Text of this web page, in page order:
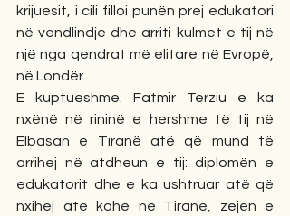
krijuesit, i cili filloi punën prej edukatori
në vendlindje dhe arriti kulmet e tij në
një nga qendrat më elitare në Evropë,
në Londër.
E kuptueshme. Fatmir Terziu e ka
nxënë në rininë e hershme të tij në
Elbasan e Tiranë atë që mund të
arrihej në atdheun e tij: diplomën e
edukatorit dhe e ka ushtruar atë që
nxihej atë kohë në Tiranë, zejen e